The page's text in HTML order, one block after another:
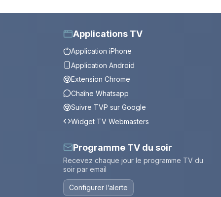
Applications TV
Application iPhone
Application Android
Extension Chrome
Chaîne Whatsapp
Suivre TVP sur Google
Widget TV Webmasters
Programme TV du soir
Recevez chaque jour le programme TV du
soir par email
Configurer l’alerte